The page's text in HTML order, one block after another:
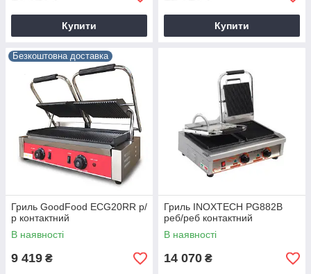
Купити Купити
Безкоштовна доставка
Гриль GoodFood ECG20RR р/
р контактний
В наявності
9 419 ₴
Гриль INOXTECH PG882В
реб/реб контактний
В наявності
14 070 ₴